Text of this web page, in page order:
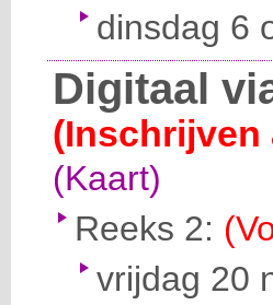
dinsdag 6
Digitaal
(Inschrijven
(Kaart)
Reeks 2:
vrijdag 20